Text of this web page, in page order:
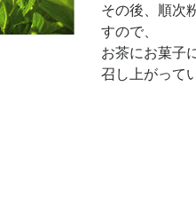
その後、順次
すので、
お茶にお菓子
召し上がって